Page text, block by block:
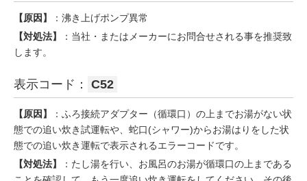
【原因】
：沸き上げポンプ異常
【対処法】
：当社・またはメーカーにお問合せされる事を推奨致
します。
表示コード： C52
【原因】
：ふろ接続アダプター（循環口）の上までお湯がない状
態での追い炊き試運転や、蛇口(シャワー)からお湯はりをした状
態での追い炊き運転で表示されるエラーコードです。
【対処法】
：たし湯を行い、お風呂のお湯が循環口の上まである